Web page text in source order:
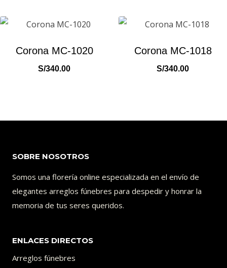
Corona MC-1020
S/340.00
Corona MC-1018
S/340.00
SOBRE NOSOTROS
Somos una florería online especializada en el envío de
elegantes arreglos fúnebres para despedir y honrar la
memoria de tus seres queridos.
ENLACES DIRECTOS
Arreglos fúnebres